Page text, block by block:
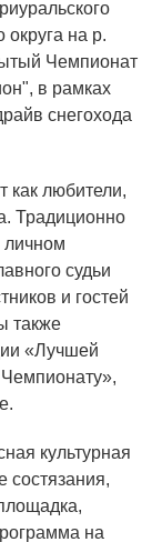
на р.
Чемпионат
в рамках
снегохода
как любители,
Традиционно
личном
судьи
и гостей
также
«Лучшей
культурная
состязания,
на